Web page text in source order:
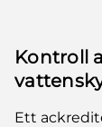
Kontroll
Ett